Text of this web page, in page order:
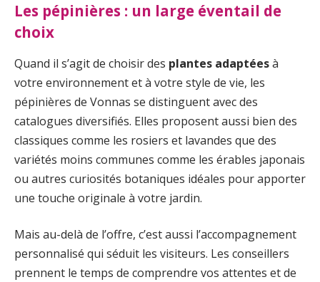
Les pépinières : un large éventail de
choix
Quand il s’agit de choisir des plantes adaptéesà
votre environnement et à votre style de vie, les
pépinières de Vonnas se distinguent avec des
catalogues diversifiés. Elles proposent aussi bien des
classiques comme les rosiers et lavandes que des
variétés moins communes comme les érables japonais
ou autres curiosités botaniques idéales pour apporter
une touche originale à votre jardin.
Mais au-delà de l’offre, c’est aussi l’accompagnement
personnalisé qui séduit les visiteurs. Les conseillers
prennent le temps de comprendre vos attentes et de